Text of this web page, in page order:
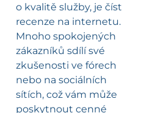
o kvalitě služby, je číst
recenze na internetu.
Mnoho spokojených
zákazníků sdílí své
zkušenosti ve fórech
nebo na sociálních
sítích, což vám může
poskytnout cenné